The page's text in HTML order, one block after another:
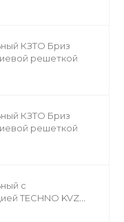
КЗТО Бриз
решеткой
КЗТО Бриз
решеткой
с
TECHNO KVZ